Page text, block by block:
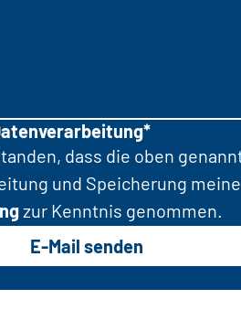
dass die oben
und Speicherung
zur Kenntnis genommen.
E-Mail senden